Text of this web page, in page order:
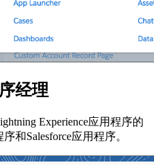
经理
Experience应用程序的
和Salesforce应用程序。